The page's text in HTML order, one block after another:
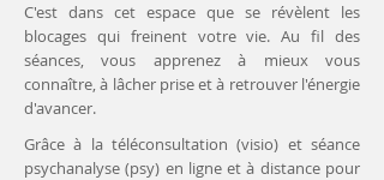
C'est dans cet espace que se révèlent les
blocages qui freinent votre vie. Au fil des
séances, vous apprenez à mieux vous
connaître, à lâcher prise et à retrouver l'énergie
d'avancer.
Grâce à la téléconsultation (visio) et séance
psychanalyse (psy) en ligne et à distance pour